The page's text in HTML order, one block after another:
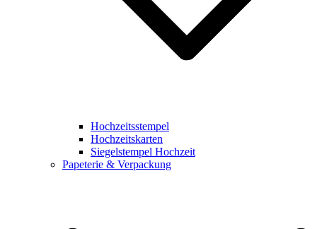
Hochzeitsstempel
Hochzeitskarten
Siegelstempel Hochzeit
Papeterie & Verpackung